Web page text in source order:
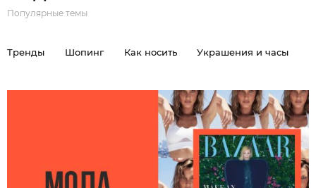
Популярные темы
Тренды Шопинг Как носить Украшения и часы